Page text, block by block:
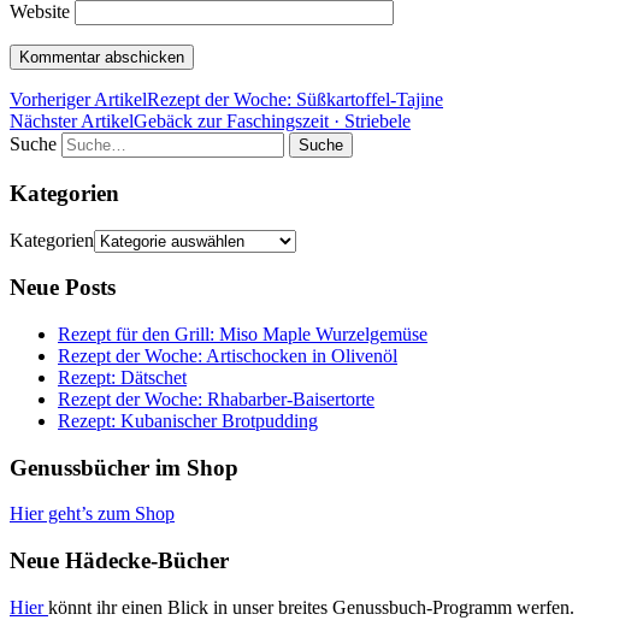
Website
Vorheriger ArtikelRezept der Woche: Süßkartoffel-Tajine
Nächster ArtikelGebäck zur Faschingszeit · Striebele
Suche
Kategorien
Kategorien
Neue Posts
Rezept für den Grill: Miso Maple Wurzelgemüse
Rezept der Woche: Artischocken in Olivenöl
Rezept: Dätschet
Rezept der Woche: Rhabarber-Baisertorte
Rezept: Kubanischer Brotpudding
Genussbücher im Shop
Hier geht’s zum Shop
Neue Hädecke-Bücher
Hierkönnt ihr einen Blick in unser breites Genussbuch-Programm werfen.